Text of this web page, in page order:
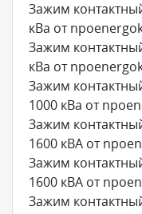
Зажим
кВа от
Зажим
кВа от
Зажим
1000 кВа от
Зажим
1600 кВА от
Зажим
1600 кВА от
Зажим